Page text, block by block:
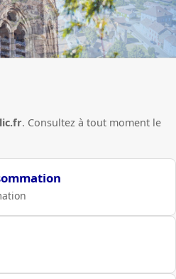
. Consultez à tout moment le